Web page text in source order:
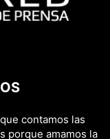
contamos las
porque amamos la